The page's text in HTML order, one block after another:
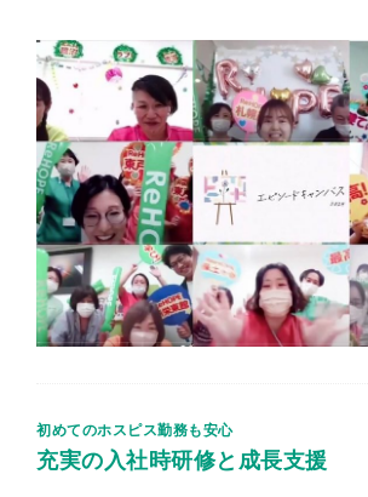
初めてのホスピス勤務も安心
充実の入社時研修と成長支援